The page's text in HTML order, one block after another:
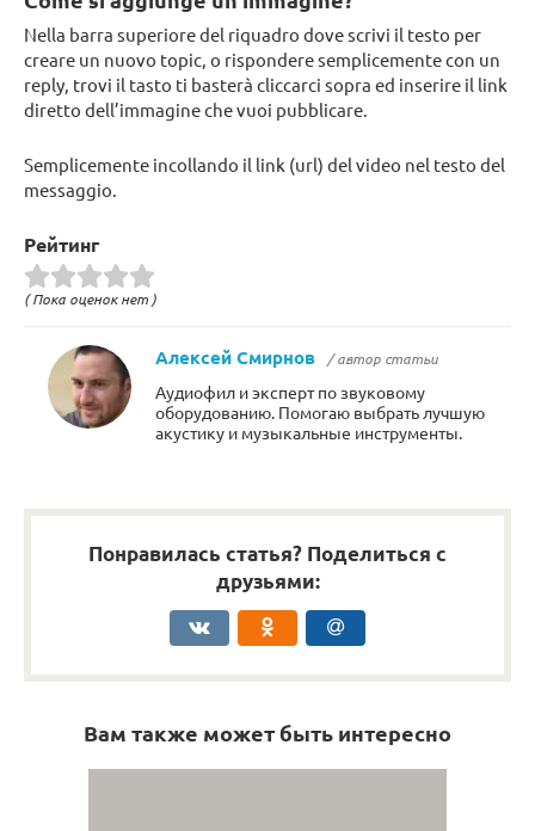
Nella barra superiore del riquadro dove scrivi il testo per
creare un nuovo topic, o rispondere semplicemente con un
reply, trovi il tasto ti basterà cliccarci sopra ed inserire il link
diretto dell’immagine che vuoi pubblicare.
Semplicemente incollando il link (url) del video nel testo del
messaggio.
Рейтинг
( Пока оценок нет )
Алексей Смирнов / автор статьи
Аудиофил и эксперт по звуковому
оборудованию. Помогаю выбрать лучшую
акустику и музыкальные инструменты.
Понравилась статья? Поделиться с
друзьями:
Вам также может быть интересно